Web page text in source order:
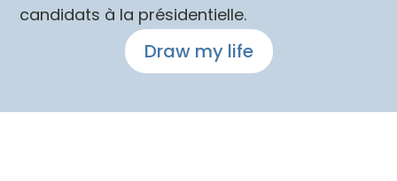
candidats à la présidentielle.
Draw my life